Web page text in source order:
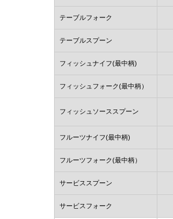
テーブルフォーク
テーブルスプーン
フィッシュナイフ(最中柄)
フィッシュフォーク(最中柄）
フィッシュソーススプーン
フルーツナイフ(最中柄)
フルーツフォーク(最中柄）
サービススプーン
サービスフォーク